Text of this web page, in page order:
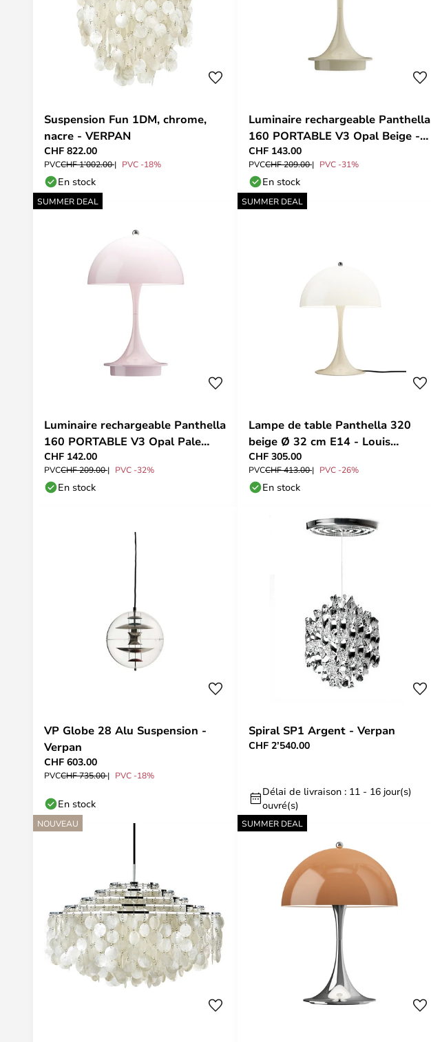
Suspension Fun 1DM, chrome,
nacre - VERPAN
CHF 822.00
PVCCHF 1’002.00 PVC -18%
En stock
Luminaire rechargeable Panthella
160 PORTABLE V3 Opal Beige -
Louis Poulsen
CHF 143.00
PVCCHF 209.00 PVC -31%
En stock
SUMMER DEAL
Luminaire rechargeable Panthella
160 PORTABLE V3 Opal Pale
Rose - Louis Poulsen
CHF 142.00
PVCCHF 209.00 PVC -32%
En stock
SUMMER DEAL
Lampe de table Panthella 320
beige Ø 32 cm E14 - Louis
Poulsen
CHF 305.00
PVCCHF 413.00 PVC -26%
En stock
VP Globe 28 Alu Suspension -
Verpan
CHF 603.00
PVCCHF 735.00 PVC -18%
En stock
Spiral SP1 Argent - Verpan
CHF 2’540.00
Délai de livraison : 11 - 16 jour(s)
ouvré(s)
NOUVEAU SUMMER DEAL